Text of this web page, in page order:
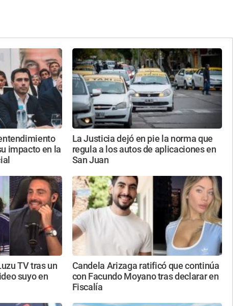
impacto en la
La Justicia dejó en pie la norma que
regula a los autos de aplicaciones en
San Juan
TV tras un
suyo en
Candela Arizaga ratificó que continúa
con Facundo Moyano tras declarar en
Fiscalía